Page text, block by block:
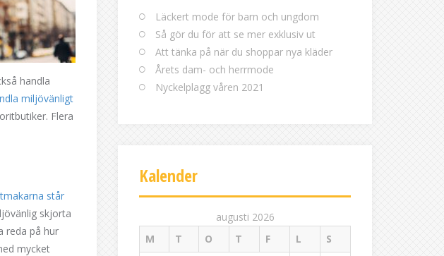
handla
miljövänligt
Flera
står
skjorta
reda på hur
mycket
Läckert mode för barn och ungdom
Så gör du för att se mer exklusiv ut
Att tänka på när du shoppar nya kläder
Årets dam- och herrmode
Nyckelplagg våren 2021
Kalender
augusti 2026
M
T O T F L
S